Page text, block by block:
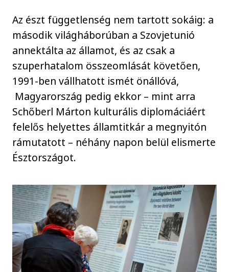
Az észt függetlenség nem tartott sokáig: a
második világháborúban a Szovjetunió
annektálta az államot, és az csak a
szuperhatalom összeomlását követően,
1991-ben vállhatott ismét önállóvá,
Magyarország pedig ekkor – mint arra
Schőberl Márton kulturális diplomáciáért
felelős helyettes államtitkár a megnyitón
rámutatott – néhány napon belül elismerte
Észtországot.